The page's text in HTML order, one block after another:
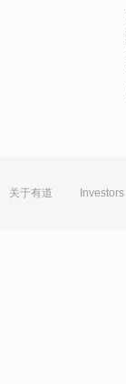
关于有道 Investors